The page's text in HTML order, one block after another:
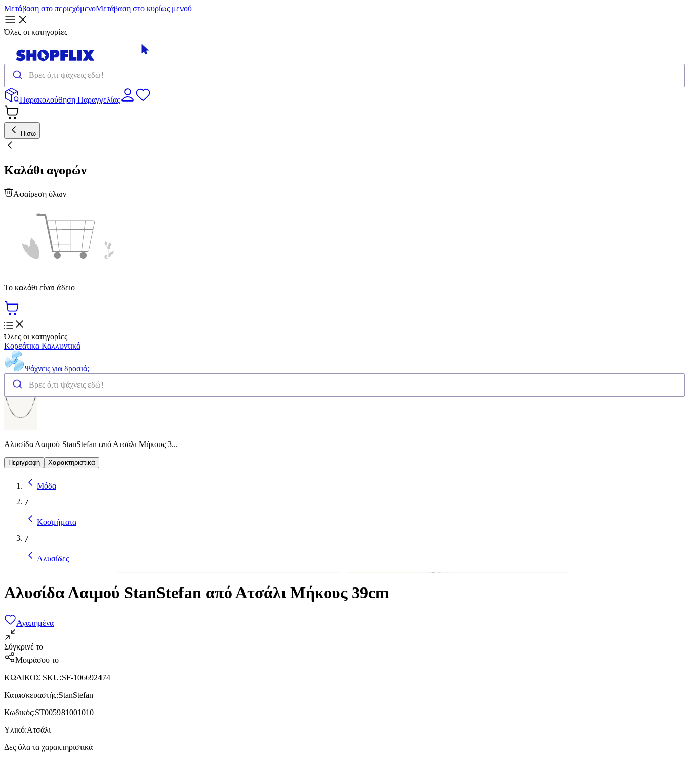
Μετάβαση στο περιεχόμενοΜετάβαση στο κυρίως μενού
Όλες οι κατηγορίες
Παρακολούθηση Παραγγελίας
Πίσω
Καλάθι αγορών
Αφαίρεση όλων
Το καλάθι είναι άδειο
Όλες οι κατηγορίες
Κορεάτικα Καλλυντικά
Ψάχνεις για δροσιά;
Αλυσίδα Λαιμού StanStefan από Ατσάλι Μήκους 3...
Περιγραφή Χαρακτηριστικά
Μόδα
/
Κοσμήματα
/
Αλυσίδες
Αλυσίδα Λαιμού StanStefan από Ατσάλι Μήκους 39cm
Αγαπημένα
Σύγκρινέ το
Μοιράσου το
ΚΩΔΙΚΟΣ SKU:SF-106692474
Κατασκευαστής:StanStefan
Κωδικός:ST005981001010
Υλικό:Ατσάλι
Δες όλα τα χαρακτηριστικά